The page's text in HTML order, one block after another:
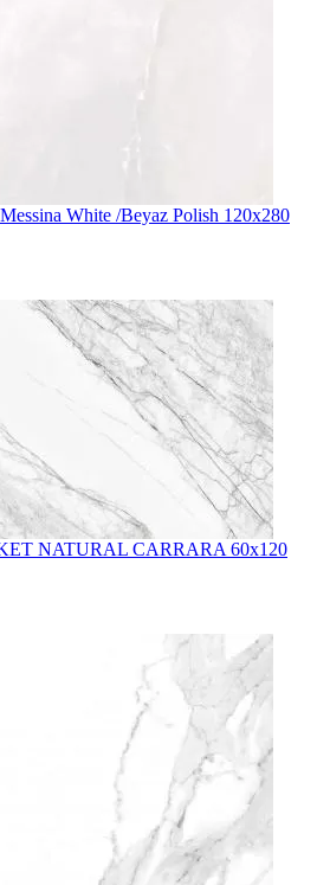
White /Beyaz Polish 120х280
NATURAL CARRARA 60х120